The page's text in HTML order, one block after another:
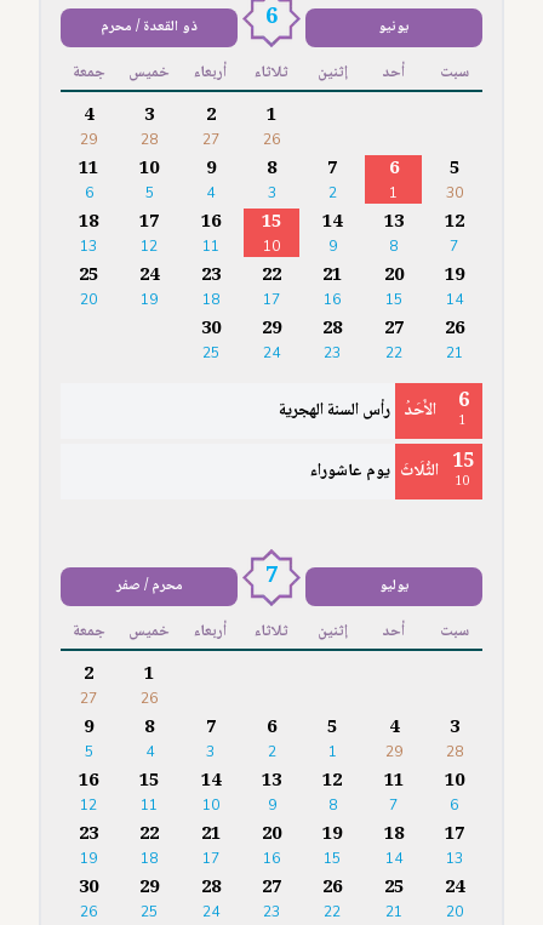
يونيو 6 ذو القعدة / محرم
سبت أحد إثنين ثلاثاء أربعاء خميس جمعة
1
26
2
27
3
28
4
29
5
30
6
1
7
2
8
3
9
4
10
5
11
6
12
7
13
8
14
9
15
10
16
11
17
12
18
13
19
14
20
15
21
16
22
17
23
18
24
19
25
20
26
21
27
22
28
23
29
24
30
25
6
1 الأَحَدُ رأس السنة الهجرية
15
10 الثُّلَاثَ يوم عاشوراء
يوليو 7 محرم / صفر
سبت أحد إثنين ثلاثاء أربعاء خميس جمعة
1
26
2
27
3
28
4
29
5
1
6
2
7
3
8
4
9
5
10
6
11
7
12
8
13
9
14
10
15
11
16
12
17
13
18
14
19
15
20
16
21
17
22
18
23
19
24
20
25
21
26
22
27
23
28
24
29
25
30
26